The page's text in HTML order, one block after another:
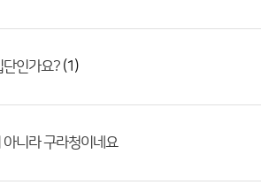
단인가요? (1)
아니라 구라청이네요